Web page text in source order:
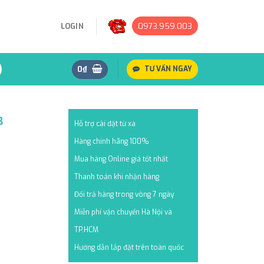
LOGIN 0973.959.003
0₫ TƯ VẤN NGAY
Hỗ trợ cài đặt từ xa
Hàng chính hãng 100%
Mua hàng Online giá tốt nhất
Thanh toán khi nhận hàng
Đổi trả hàng trong vòng 7 ngày
Miễn phí vận chuyển Hà Nội và
TP.HCM
Hướng dẫn lắp đặt trên toàn quốc